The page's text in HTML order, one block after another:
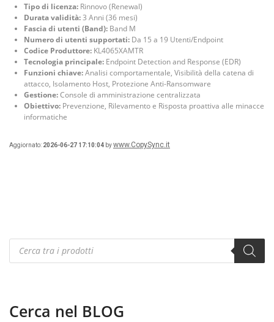
Tipo di licenza: Rinnovo (Renewal)
Durata validità:3 Anni (36 mesi)
Fascia di utenti (Band): Band M
Numero di utenti supportati: Da 15 a 19 Utenti/Endpoint
Codice Produttore: KL4065XAMTR
Tecnologia principale: Endpoint Detection and Response (EDR)
Funzioni chiave:Analisi comportamentale, Visibilità della catena di
attacco, Isolamento Host, Protezione Anti-Ransomware
Gestione:Console di amministrazione centralizzata
Obiettivo: Prevenzione, Rilevamento e Risposta proattiva alle minacce
informatiche
Aggiornato: 2026-06-27 17:10:04 bywww.CopySync.it
Products
search
Cerca nel BLOG